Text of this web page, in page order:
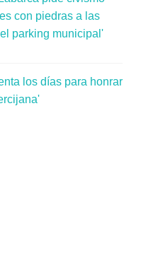
con piedras a las
parking municipal'
los días para honrar